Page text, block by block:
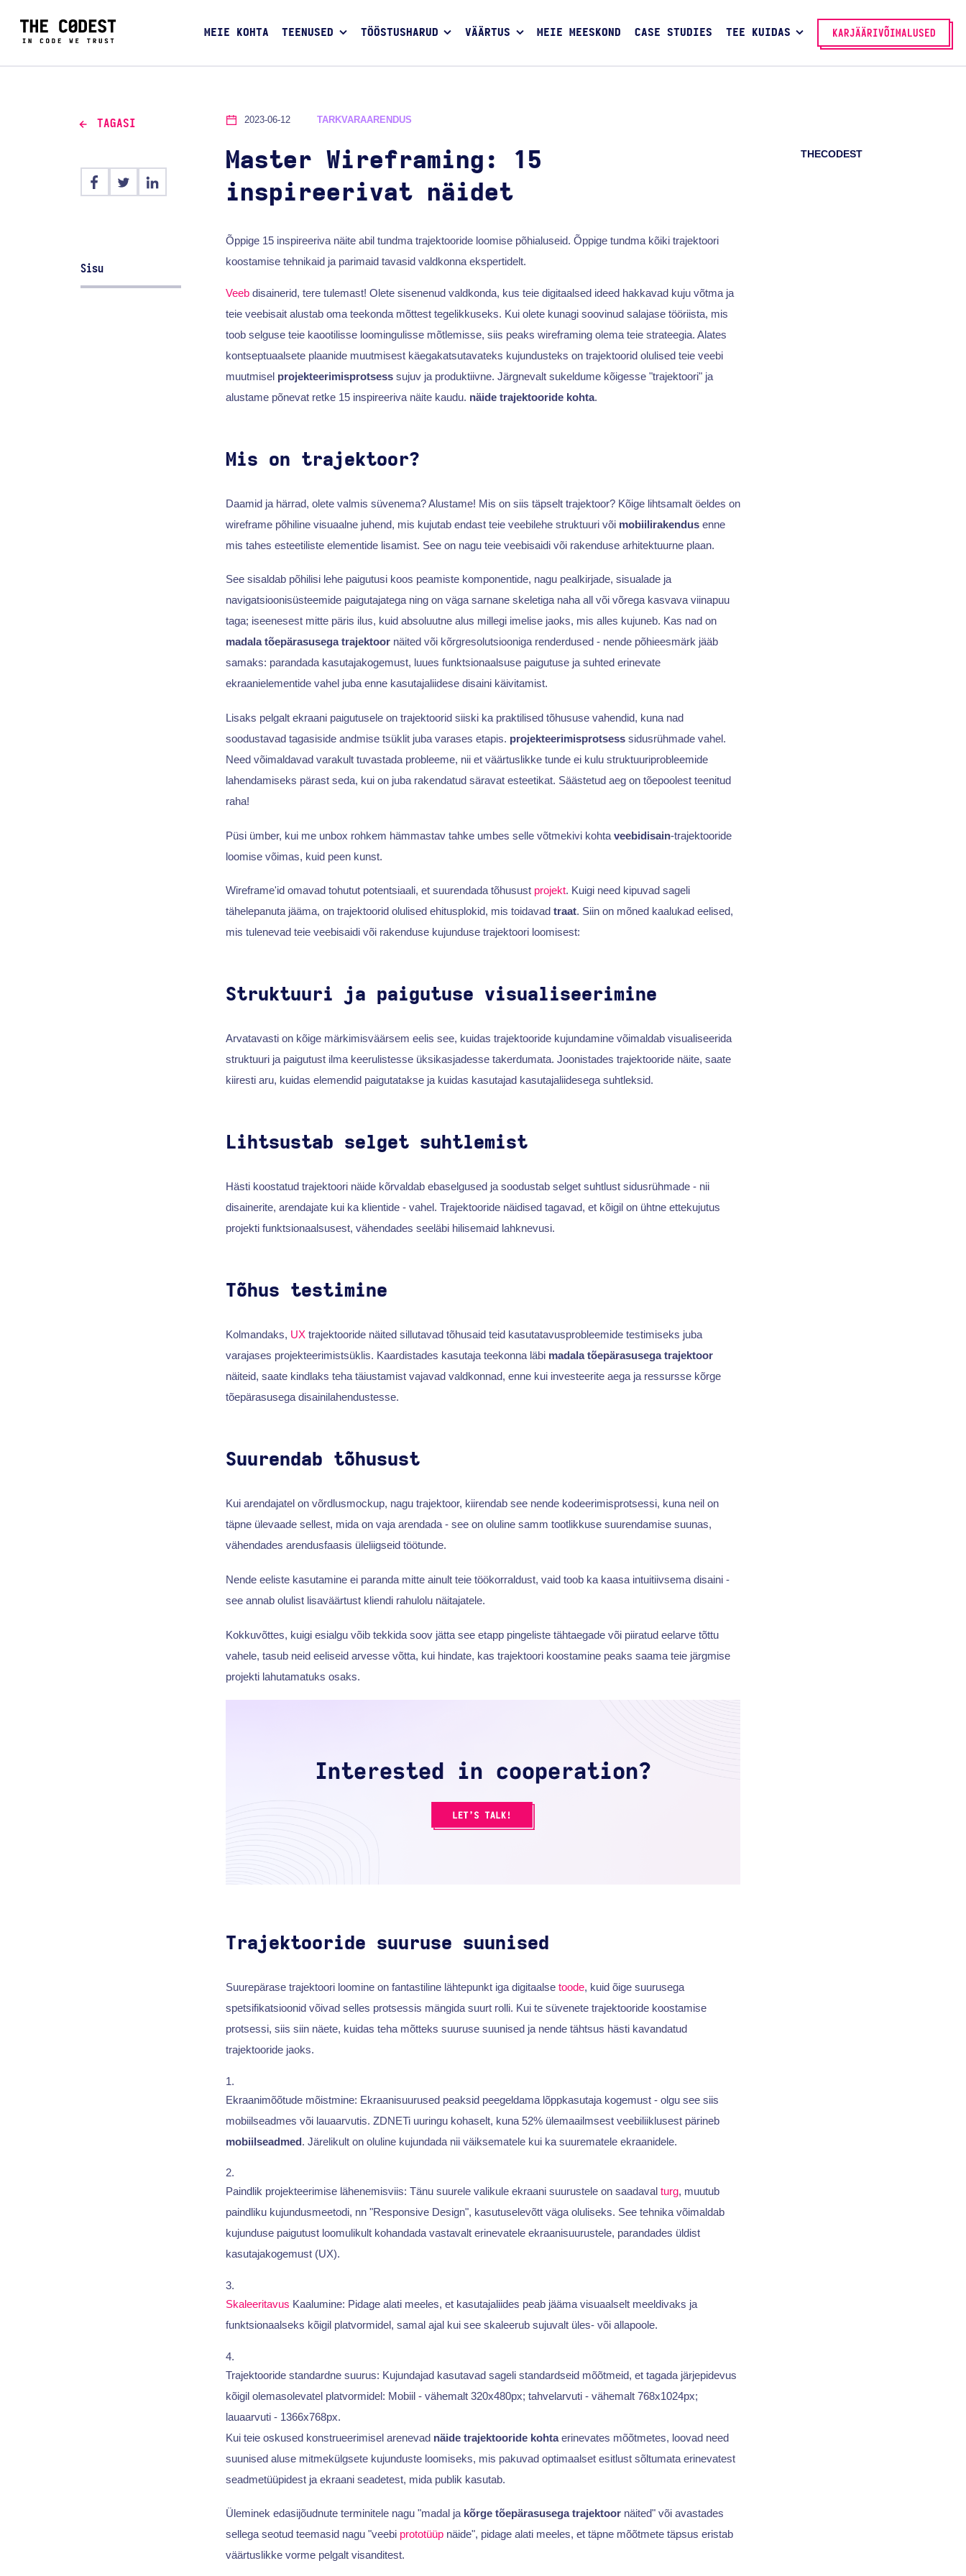
MEIE KOHTA TEENUSED TÖÖSTUSHARUD VÄÄRTUS MEIE MEESKOND CASE STUDIES TEE KUIDAS KARJÄÄRIVÕIMALUSED
TAGASI
Sisu
2023-06-12 TARKVARAARENDUS
Master Wireframing: 15
inspireerivat näidet
THECODEST
Õppige 15 inspireeriva näite abil tundma trajektooride loomise põhialuseid. Õppige tundma kõiki trajektoori
koostamise tehnikaid ja parimaid tavasid valdkonna ekspertidelt.
Veebdisainerid, tere tulemast! Olete sisenenud valdkonda, kus teie digitaalsed ideed hakkavad kuju võtma ja
teie veebisait alustab oma teekonda mõttest tegelikkuseks. Kui olete kunagi soovinud salajase tööriista, mis
toob selguse teie kaootilisse loomingulisse mõtlemisse, siis peaks wireframing olema teie strateegia. Alates
kontseptuaalsete plaanide muutmisest käegakatsutavateks kujundusteks on trajektoorid olulised teie veebi
muutmisel projekteerimisprotsesssujuv ja produktiivne. Järgnevalt sukeldume kõigesse "trajektoori" ja
alustame põnevat retke 15 inspireeriva näite kaudu. näide trajektooride kohta.
Mis on trajektoor?
Daamid ja härrad, olete valmis süvenema? Alustame! Mis on siis täpselt trajektoor? Kõige lihtsamalt öeldes on
wireframe põhiline visuaalne juhend, mis kujutab endast teie veebilehe struktuuri või mobiilirakendusenne
mis tahes esteetiliste elementide lisamist. See on nagu teie veebisaidi või rakenduse arhitektuurne plaan.
See sisaldab põhilisi lehe paigutusi koos peamiste komponentide, nagu pealkirjade, sisualade ja
navigatsioonisüsteemide paigutajatega ning on väga sarnane skeletiga naha all või võrega kasvava viinapuu
taga; iseenesest mitte päris ilus, kuid absoluutne alus millegi imelise jaoks, mis alles kujuneb. Kas nad on
madala tõepärasusega trajektoornäited või kõrgresolutsiooniga renderdused - nende põhieesmärk jääb
samaks: parandada kasutajakogemust, luues funktsionaalsuse paigutuse ja suhted erinevate
ekraanielementide vahel juba enne kasutajaliidese disaini käivitamist.
Lisaks pelgalt ekraani paigutusele on trajektoorid siiski ka praktilised tõhususe vahendid, kuna nad
soodustavad tagasiside andmise tsüklit juba varases etapis. projekteerimisprotsesssidusrühmade vahel.
Need võimaldavad varakult tuvastada probleeme, nii et väärtuslikke tunde ei kulu struktuuriprobleemide
lahendamiseks pärast seda, kui on juba rakendatud säravat esteetikat. Säästetud aeg on tõepoolest teenitud
raha!
Püsi ümber, kui me unbox rohkem hämmastav tahke umbes selle võtmekivi kohta veebidisain-trajektooride
loomise võimas, kuid peen kunst.
Wireframe'id omavad tohutut potentsiaali, et suurendada tõhusust projekt. Kuigi need kipuvad sageli
tähelepanuta jääma, on trajektoorid olulised ehitusplokid, mis toidavad traat. Siin on mõned kaalukad eelised,
mis tulenevad teie veebisaidi või rakenduse kujunduse trajektoori loomisest:
Struktuuri ja paigutuse visualiseerimine
Arvatavasti on kõige märkimisväärsem eelis see, kuidas trajektooride kujundamine võimaldab visualiseerida
struktuuri ja paigutust ilma keerulistesse üksikasjadesse takerdumata. Joonistades trajektooride näite, saate
kiiresti aru, kuidas elemendid paigutatakse ja kuidas kasutajad kasutajaliidesega suhtleksid.
Lihtsustab selget suhtlemist
Hästi koostatud trajektoori näide kõrvaldab ebaselgused ja soodustab selget suhtlust sidusrühmade - nii
disainerite, arendajate kui ka klientide - vahel. Trajektooride näidised tagavad, et kõigil on ühtne ettekujutus
projekti funktsionaalsusest, vähendades seeläbi hilisemaid lahknevusi.
Tõhus testimine
Kolmandaks, UXtrajektooride näited sillutavad tõhusaid teid kasutatavusprobleemide testimiseks juba
varajases projekteerimistsüklis. Kaardistades kasutaja teekonna läbi madala tõepärasusega trajektoor
näiteid, saate kindlaks teha täiustamist vajavad valdkonnad, enne kui investeerite aega ja ressursse kõrge
tõepärasusega disainilahendustesse.
Suurendab tõhusust
Kui arendajatel on võrdlusmockup, nagu trajektoor, kiirendab see nende kodeerimisprotsessi, kuna neil on
täpne ülevaade sellest, mida on vaja arendada - see on oluline samm tootlikkuse suurendamise suunas,
vähendades arendusfaasis üleliigseid töötunde.
Nende eeliste kasutamine ei paranda mitte ainult teie töökorraldust, vaid toob ka kaasa intuitiivsema disaini -
see annab olulist lisaväärtust kliendi rahulolu näitajatele.
Kokkuvõttes, kuigi esialgu võib tekkida soov jätta see etapp pingeliste tähtaegade või piiratud eelarve tõttu
vahele, tasub neid eeliseid arvesse võtta, kui hindate, kas trajektoori koostamine peaks saama teie järgmise
projekti lahutamatuks osaks.
Trajektooride suuruse suunised
Suurepärase trajektoori loomine on fantastiline lähtepunkt iga digitaalse toode, kuid õige suurusega
spetsifikatsioonid võivad selles protsessis mängida suurt rolli. Kui te süvenete trajektooride koostamise
protsessi, siis siin näete, kuidas teha mõtteks suuruse suunised ja nende tähtsus hästi kavandatud
trajektooride jaoks.
Ekraanimõõtude mõistmine: Ekraanisuurused peaksid peegeldama lõppkasutaja kogemust - olgu see siis
mobiilseadmes või lauaarvutis. ZDNETi uuringu kohaselt, kuna 52% ülemaailmsest veebiliiklusest pärineb
mobiilseadmed. Järelikult on oluline kujundada nii väiksematele kui ka suurematele ekraanidele.
Paindlik projekteerimise lähenemisviis: Tänu suurele valikule ekraani suurustele on saadaval turg, muutub
paindliku kujundusmeetodi, nn "Responsive Design", kasutuselevõtt väga oluliseks. See tehnika võimaldab
kujunduse paigutust loomulikult kohandada vastavalt erinevatele ekraanisuurustele, parandades üldist
kasutajakogemust (UX).
Skaleeritavus Kaalumine: Pidage alati meeles, et kasutajaliides peab jääma visuaalselt meeldivaks ja
funktsionaalseks kõigil platvormidel, samal ajal kui see skaleerub sujuvalt üles- või allapoole.
Trajektooride standardne suurus: Kujundajad kasutavad sageli standardseid mõõtmeid, et tagada järjepidevus
kõigil olemasolevatel platvormidel: Mobiil - vähemalt 320x480px; tahvelarvuti - vähemalt 768x1024px;
lauaarvuti - 1366x768px.
Kui teie oskused konstrueerimisel arenevad näide trajektooride kohtaerinevates mõõtmetes, loovad need
suunised aluse mitmekülgsete kujunduste loomiseks, mis pakuvad optimaalset esitlust sõltumata erinevatest
seadmetüüpidest ja ekraani seadetest, mida publik kasutab.
Üleminek edasijõudnute terminitele nagu "madal ja kõrge tõepärasusega trajektoornäited" või avastades
sellega seotud teemasid nagu "veebi prototüüpnäide", pidage alati meeles, et täpne mõõtmete täpsus eristab
väärtuslikke vorme pelgalt visanditest.